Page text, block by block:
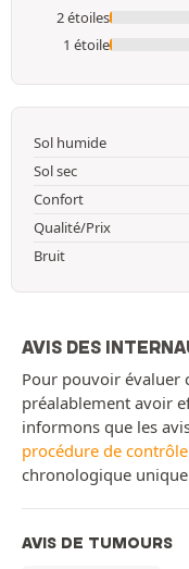
2 étoiles
1 étoile
Sol humide
Sol sec
Confort
Qualité/Prix
Bruit
AVIS DES
Pour pouvoir évaluer
préalablement avoir
informons que les
procédure de contrôle
chronologique
AVIS DE TUMOURS